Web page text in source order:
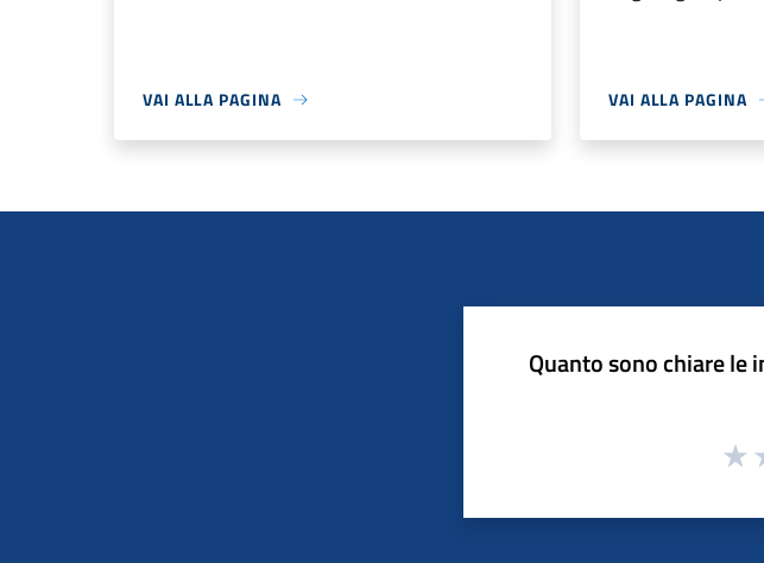
VAI ALLA PAGINA VAI ALLA PAGINA
Quanto sono chiare le